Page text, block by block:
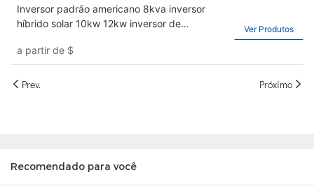
Inversor padrão americano 8kva inversor
híbrido solar 10kw 12kw inversor de
trifásico IP65
a partir de $
Ver Produtos
Prev. Próximo
Recomendado para você